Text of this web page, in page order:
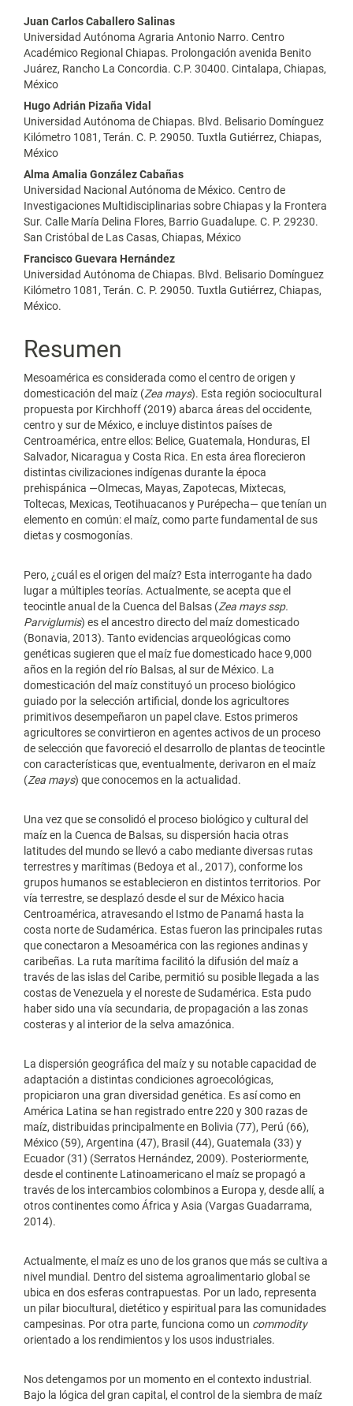
Contenido
principal
del
artículo
Juan Carlos Caballero Salinas
Universidad Autónoma Agraria Antonio Narro. Centro
Académico Regional Chiapas. Prolongación avenida Benito
Juárez, Rancho La Concordia. C.P. 30400. Cintalapa, Chiapas,
México
Hugo Adrián Pizaña Vidal
Universidad Autónoma de Chiapas. Blvd. Belisario Domínguez
Kilómetro 1081, Terán. C. P. 29050. Tuxtla Gutiérrez, Chiapas,
México
Alma Amalia González Cabañas
Universidad Nacional Autónoma de México. Centro de
Investigaciones Multidisciplinarias sobre Chiapas y la Frontera
Sur. Calle María Delina Flores, Barrio Guadalupe. C. P. 29230.
San Cristóbal de Las Casas, Chiapas, México
Francisco Guevara Hernández
Universidad Autónoma de Chiapas. Blvd. Belisario Domínguez
Kilómetro 1081, Terán. C. P. 29050. Tuxtla Gutiérrez, Chiapas,
México.
Resumen
Mesoamérica es considerada como el centro de origen y
domesticación del maíz (Zea mays). Esta región sociocultural
propuesta por Kirchhoff (2019) abarca áreas del occidente,
centro y sur de México, e incluye distintos países de
Centroamérica, entre ellos: Belice, Guatemala, Honduras, El
Salvador, Nicaragua y Costa Rica. En esta área florecieron
distintas civilizaciones indígenas durante la época
prehispánica —Olmecas, Mayas, Zapotecas, Mixtecas,
Toltecas, Mexicas, Teotihuacanos y Purépecha— que tenían un
elemento en común: el maíz, como parte fundamental de sus
dietas y cosmogonías.
Pero, ¿cuál es el origen del maíz? Esta interrogante ha dado
lugar a múltiples teorías. Actualmente, se acepta que el
teocintle anual de la Cuenca del Balsas (Zea mays ssp.
Parviglumis) es el ancestro directo del maíz domesticado
(Bonavia, 2013). Tanto evidencias arqueológicas como
genéticas sugieren que el maíz fue domesticado hace 9,000
años en la región del río Balsas, al sur de México. La
domesticación del maíz constituyó un proceso biológico
guiado por la selección artificial, donde los agricultores
primitivos desempeñaron un papel clave. Estos primeros
agricultores se convirtieron en agentes activos de un proceso
de selección que favoreció el desarrollo de plantas de teocintle
con características que, eventualmente, derivaron en el maíz
(Zea mays) que conocemos en la actualidad.
Una vez que se consolidó el proceso biológico y cultural del
maíz en la Cuenca de Balsas, su dispersión hacia otras
latitudes del mundo se llevó a cabo mediante diversas rutas
terrestres y marítimas (Bedoya et al., 2017), conforme los
grupos humanos se establecieron en distintos territorios. Por
vía terrestre, se desplazó desde el sur de México hacia
Centroamérica, atravesando el Istmo de Panamá hasta la
costa norte de Sudamérica. Estas fueron las principales rutas
que conectaron a Mesoamérica con las regiones andinas y
caribeñas. La ruta marítima facilitó la difusión del maíz a
través de las islas del Caribe, permitió su posible llegada a las
costas de Venezuela y el noreste de Sudamérica. Esta pudo
haber sido una vía secundaria, de propagación a las zonas
costeras y al interior de la selva amazónica.
La dispersión geográfica del maíz y su notable capacidad de
adaptación a distintas condiciones agroecológicas,
propiciaron una gran diversidad genética. Es así como en
América Latina se han registrado entre 220 y 300 razas de
maíz, distribuidas principalmente en Bolivia (77), Perú (66),
México (59), Argentina (47), Brasil (44), Guatemala (33) y
Ecuador (31) (Serratos Hernández, 2009). Posteriormente,
desde el continente Latinoamericano el maíz se propagó a
través de los intercambios colombinos a Europa y, desde allí, a
otros continentes como África y Asia (Vargas Guadarrama,
2014).
Actualmente, el maíz es uno de los granos que más se cultiva a
nivel mundial. Dentro del sistema agroalimentario global se
ubica en dos esferas contrapuestas. Por un lado, representa
un pilar biocultural, dietético y espiritual para las comunidades
campesinas. Por otra parte, funciona como un commodity
orientado a los rendimientos y los usos industriales.
Nos detengamos por un momento en el contexto industrial.
Bajo la lógica del gran capital, el control de la siembra de maíz